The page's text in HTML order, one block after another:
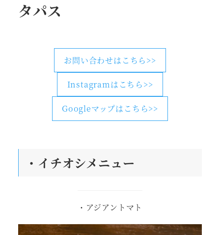
タパス
お問い合わせはこちら>>
Instagramはこちら>>
Googleマップはこちら>>
・ イチオシメニュー
・アジアントマト